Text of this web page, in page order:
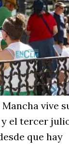
vive
el tercer
que hay